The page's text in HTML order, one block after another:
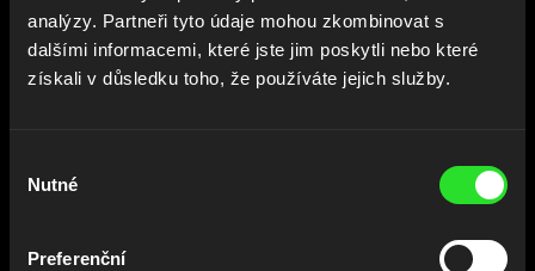
analýzy. Partneři tyto údaje mohou zkombinovat s
dalšími informacemi, které jste jim poskytli nebo které
získali v důsledku toho, že používáte jejich služby.
souhlasu
Nutné
Preferenční
IMPLEMENTÁTORŮA
LEGAL ENGINEERŮ
•
přímo u klientů
pomáhá s nasazením CODEXIS AI,
automatizací právní agendy a